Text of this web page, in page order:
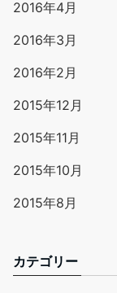
2016年4月
2016年3月
2016年2月
2015年12月
2015年11月
2015年10月
2015年8月
カテゴリー